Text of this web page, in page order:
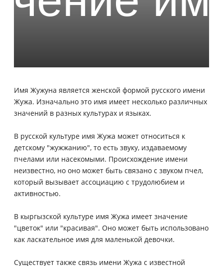
Имя Жужуна является женской формой русского имени
Жужа. Изначально это имя имеет несколько различных
значений в разных культурах и языках.
В русской культуре имя Жужа может относиться к
детскому "жужжанию", то есть звуку, издаваемому
пчелами или насекомыми. Происхождение имени
неизвестно, но оно может быть связано с звуком пчел,
который вызывает ассоциацию с трудолюбием и
активностью.
В кыргызской культуре имя Жужа имеет значение
"цветок" или "красивая". Оно может быть использовано
как ласкательное имя для маленькой девочки.
Существует также связь имени Жужа с известной